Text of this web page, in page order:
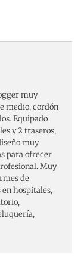
muy
medio, cordón
Equipado
y 2 traseros,
muy
para ofrecer
Muy
de
hospitales,